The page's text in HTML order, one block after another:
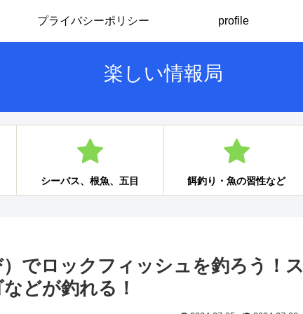
楽しい情報局
プライバシーポリシー profile
シーバス、根魚、五目 餌釣り・魚の習性など
でロックフィッシュを釣ろう！ス
どが釣れる！